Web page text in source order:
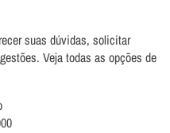
suas dúvidas, solicitar
Veja todas as opções de